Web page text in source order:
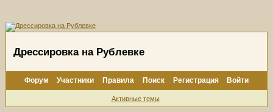
Дрессировка на Рублевке
Форум Участники Правила Поиск Регистрация Войти
Активные темы